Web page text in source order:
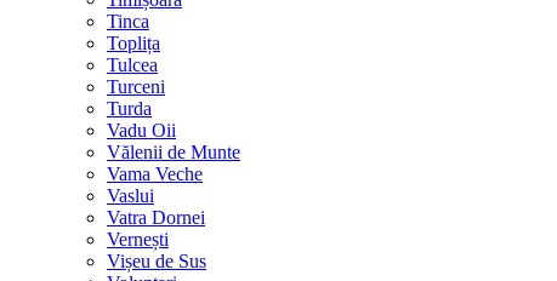
Tinca
Toplița
Tulcea
Turceni
Turda
Vadu Oii
Vălenii de Munte
Vama Veche
Vaslui
Vatra Dornei
Vernești
Vișeu de Sus